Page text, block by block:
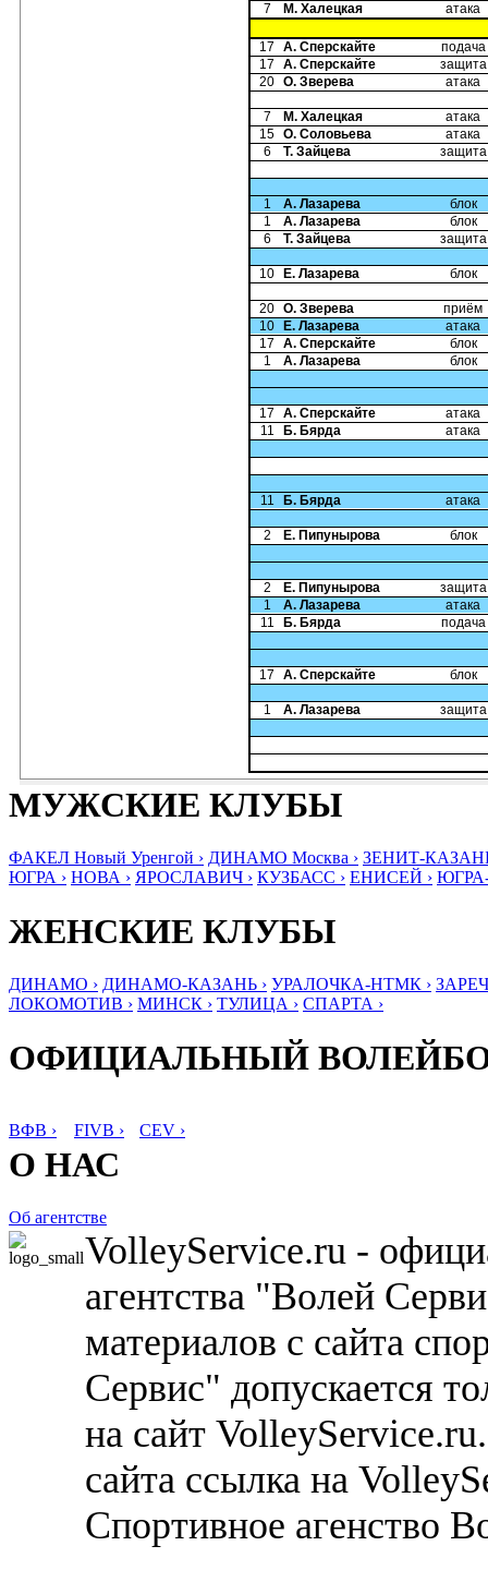
7
М. Халецкая атака
17 А. Сперскайте
подача
17
А. Сперскайте
защита
20 О. Зверева атака
7 М. Халецкая
атака
15 О. Соловьева
атака
6
Т. Зайцева защита
1 А. Лазарева
блок
1
А. Лазарева
блок
6
Т. Зайцева защита
10 Е. Лазарева блок
20 О. Зверева
приём
10
Е. Лазарева
атака
17
А. Сперскайте
блок
1
А. Лазарева блок
17 А. Сперскайте
атака
11
Б. Бярда атака
11 Б. Бярда атака
2 Е. Пипунырова блок
2 Е. Пипунырова
защита
1
А. Лазарева
атака
11
Б. Бярда подача
17 А. Сперскайте блок
1 А. Лазарева защита
МУЖСКИЕ КЛУБЫ
ФАКЕЛ Новый Уренгой › ДИНАМО Москва › ЗЕНИТ-
ЮГРА › НОВА › ЯРОСЛАВИЧ › КУЗБАСС › ЕНИСЕЙ ›
ЖЕНСКИЕ КЛУБЫ
ДИНАМО › ДИНАМО-КАЗАНЬ › УРАЛОЧКА-НТМК ›
ЛОКОМОТИВ › МИНСК › ТУЛИЦА › СПАРТА ›
ОФИЦИАЛЬНЫЙ
ВФВ › FIVB › CEV ›
О НАС
Об агентстве
VolleyService.ru -
агентства "Волей
материалов с сайта
Сервис" допускается
на сайт
сайта ссылка на
Спортивное агенство